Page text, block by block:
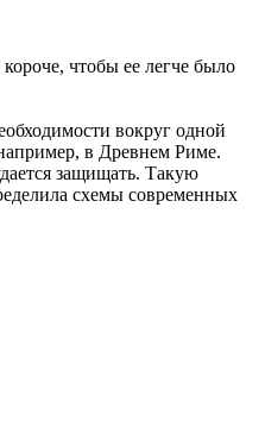
чтобы ее легче было
вокруг одной
в Древнем Риме.
защищать. Такую
схемы современных